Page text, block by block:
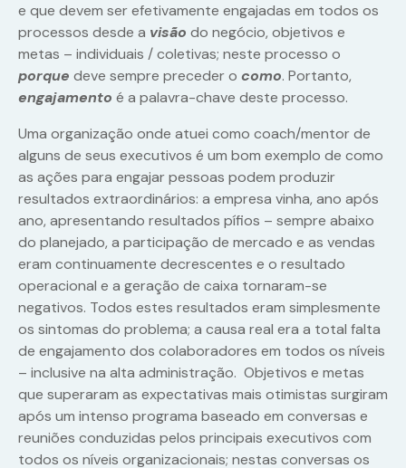
e que devem ser efetivamente engajadas em todos os
processos desde a visão do negócio, objetivos e
metas – individuais / coletivas; neste processo o
porque deve sempre preceder o como. Portanto,
engajamento é a palavra-chave deste processo.
Uma organização onde atuei como coach/mentor de
alguns de seus executivos é um bom exemplo de como
as ações para engajar pessoas podem produzir
resultados extraordinários: a empresa vinha, ano após
ano, apresentando resultados pífios – sempre abaixo
do planejado, a participação de mercado e as vendas
eram continuamente decrescentes e o resultado
operacional e a geração de caixa tornaram-se
negativos. Todos estes resultados eram simplesmente
os sintomas do problema; a causa real era a total falta
de engajamento dos colaboradores em todos os níveis
– inclusive na alta administração. Objetivos e metas
que superaram as expectativas mais otimistas surgiram
após um intenso programa baseado em conversas e
reuniões conduzidas pelos principais executivos com
todos os níveis organizacionais; nestas conversas os